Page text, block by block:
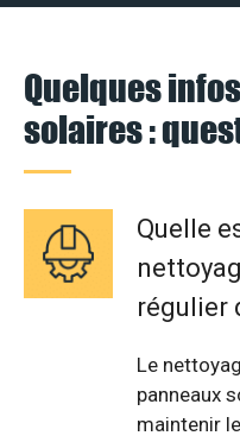
Quelques
solaires :
Quelle
régulier
Le
panneaux
maintenir